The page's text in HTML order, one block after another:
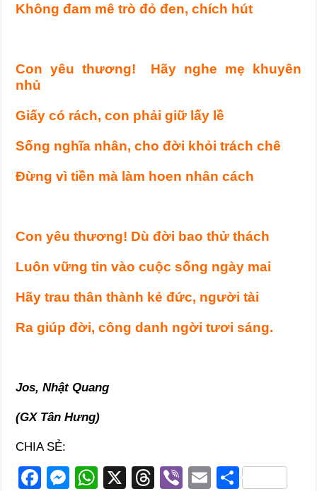
Không đam mê trò đỏ đen, chích hút
Con yêu thương! Hãy nghe mẹ khuyên
nhủ
Giấy có rách, con phải giữ lấy lề
Sống nghĩa nhân, cho đời khỏi trách chê
Đừng vì tiền mà làm hoen nhân cách
Con yêu thương! Dù đời bao thử thách
Luôn vững tin vào cuộc sống ngày mai
Hãy trau thân thành kẻ đức, người tài
Ra giúp đời, công danh ngời tươi sáng.
Jos, Nhật Quang
(GX Tân Hưng)
CHIA SẺ:
F
M
W
X
T
Vi
E S